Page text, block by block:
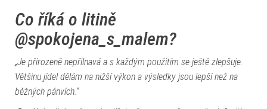
Co říká o litině
@spokojena_s_malem?
„Je přirozeně nepřilnavá a s každým použitím se ještě zlepšuje.
Většinu jídel dělám na nižší výkon a výsledky jsou lepší než na
běžných pánvích.“